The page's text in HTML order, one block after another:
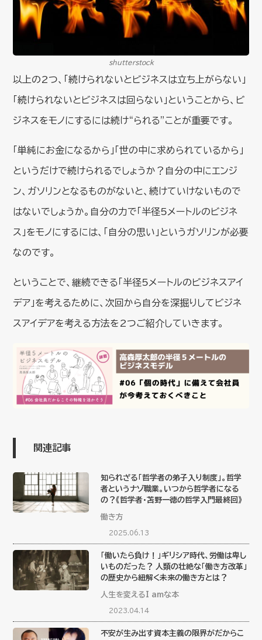
shutterstock
以上の2つ、「続けられないとビジネスは立ち上がらない」
「続けられないとビジネスは回らない」ということから、ビ
ジネスをモノにするには続け“られる”ことが重要です。
「単純にお金になるから」「世の中に求められているから」
というだけで続けられるでしょうか？自分の中にエンジ
ン、ガソリンとなるものがないと、続けていけないもので
はないでしょうか。自分の力で「半径5メートルのビジネ
ス」をモノにするには、「自分の思い」というガソリンが必要
なのです。
ということで、継続できる「半径5メートルのビジネスアイ
デア」を考えるために、次回から自分を深掘りしてビジネ
スアイデアを考える方法を2つご紹介していきます。
関連記事
知られざる「哲学者の弟子入り制度」。哲学
者というナゾ職業。いつから哲学者になる
の？《哲学者・苫野一徳の哲学入門最終回》
働き方
2025.06.13
「働いたら負け！」ギリシア時代、労働は卑し
いものだった？ 人類の壮絶な「働き方改革」
の歴史から紐解く未来の働き方とは？
人生を変えるI amな本
2023.04.14
不安が生み出す資本主義の限界がだからこ